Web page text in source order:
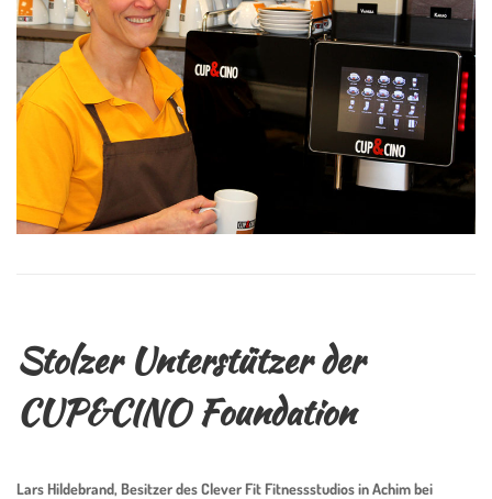
Stolzer Unterstützer der
CUP&CINO Foundation
Lars Hildebrand, Besitzer des Clever Fit Fitnessstudios in Achim bei